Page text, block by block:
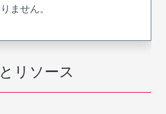
リソース
ません。